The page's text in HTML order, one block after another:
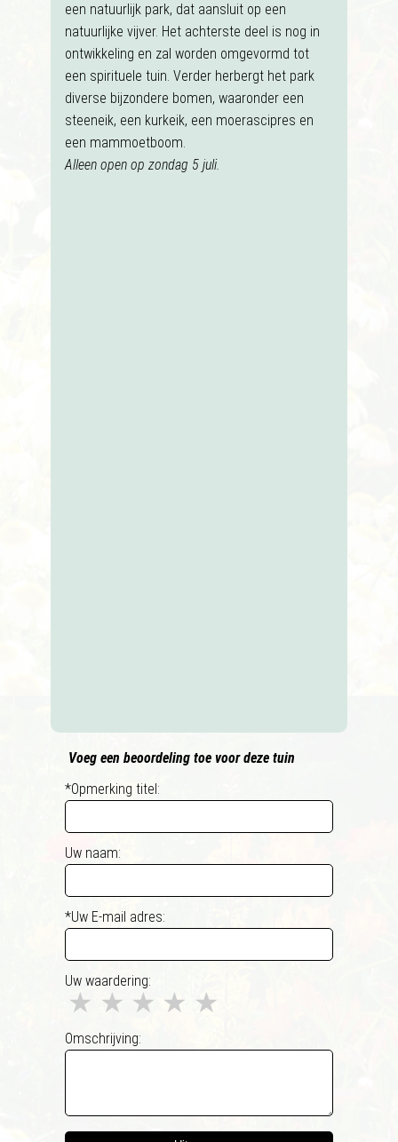
een natuurlijk park, dat aansluit op een
natuurlijke vijver. Het achterste deel is nog in
ontwikkeling en zal worden omgevormd tot
een spirituele tuin. Verder herbergt het park
diverse bijzondere bomen, waaronder een
steeneik, een kurkeik, een moerascipres en
een mammoetboom.
Alleen open op zondag 5 juli.
Voeg een beoordeling toe voor deze tuin
*Opmerking titel:
Uw naam:
*Uw E-mail adres:
Uw waardering:
★
★
★
★
★
Omschrijving: